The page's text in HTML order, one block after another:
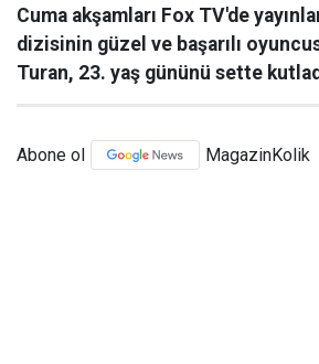
Cuma akşamları Fox TV'de
dizisinin güzel ve başarılı
Turan, 23. yaş gününü sette
Abone ol MagazinKolik